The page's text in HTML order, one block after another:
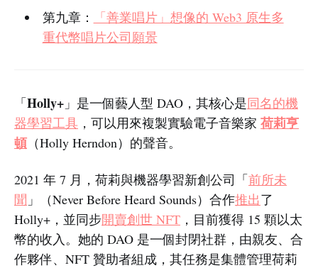
第九章：
「善業唱片」想像的 Web3 原生多
重代幣唱片公司願景
「Holly+ 」是一個藝人型 DAO，其核心是同名的機
器學習工具 ，可以用來複製實驗電子音樂家 荷莉亨
頓 （Holly Herndon）的聲音。
2021 年 7 月，荷莉與機器學習新創公司「前所未
聞 」（Never Before Heard Sounds）合作推出了
Holly+，並同步開賣創世 NFT ，目前獲得 15 顆以太
幣的收入。她的 DAO 是一個封閉社群，由親友、合
作夥伴、NFT 贊助者組成，其任務是集體管理荷莉